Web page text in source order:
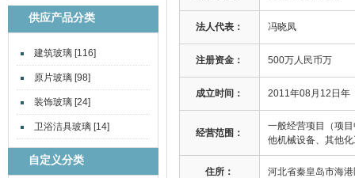
法人代表： 冯晓凤
注册资金： 500万人民币万
成立时间： 2011年08月12日年
经营范围：
一般经营项目（项
他机械设备、其他
住所： 河北省秦皇岛市海
供应产品分类
建筑玻璃 [116]
原片玻璃 [98]
装饰玻璃 [24]
卫浴洁具玻璃 [14]
自定义分类